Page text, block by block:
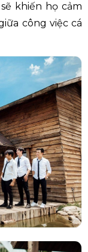
khiến họ cảm
công việc cá